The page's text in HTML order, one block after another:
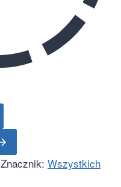
Znacznik: Wszystkich